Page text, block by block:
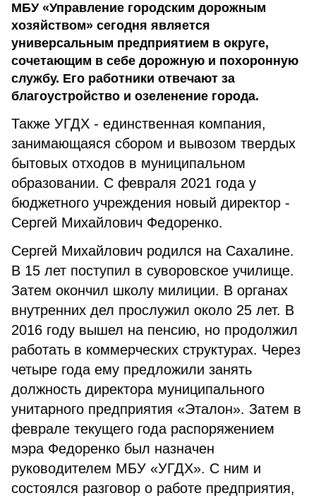
МБУ «Управление городским дорожным
хозяйством» сегодня является
универсальным предприятием в округе,
сочетающим в себе дорожную и похоронную
службу. Его работники отвечают за
благоустройство и озеленение города.
Также УГДХ - единственная компания,
занимающаяся сбором и вывозом твердых
бытовых отходов в муниципальном
образовании. С февраля 2021 года у
бюджетного учреждения новый директор -
Сергей Михайлович Федоренко.
Сергей Михайлович родился на Сахалине.
В 15 лет поступил в суворовское училище.
Затем окончил школу милиции. В органах
внутренних дел прослужил около 25 лет. В
2016 году вышел на пенсию, но продолжил
работать в коммерческих структурах. Через
четыре года ему предложили занять
должность директора муниципального
унитарного предприятия «Эталон». Затем в
феврале текущего года распоряжением
мэра Федоренко был назначен
руководителем МБУ «УГДХ». С ним и
состоялся разговор о работе предприятия,